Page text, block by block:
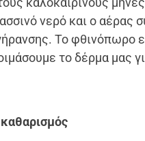
νερό και ο αέρας
Το φθινόπωρο
το δέρμα μας